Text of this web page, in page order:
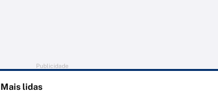
Publicidade
Mais lidas